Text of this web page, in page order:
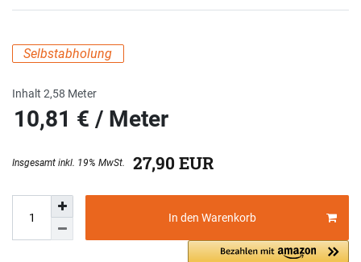
Selbstabholung
27,90 EUR
Inhalt 2,58 Meter
10,81 € / Meter
In den Warenkorb